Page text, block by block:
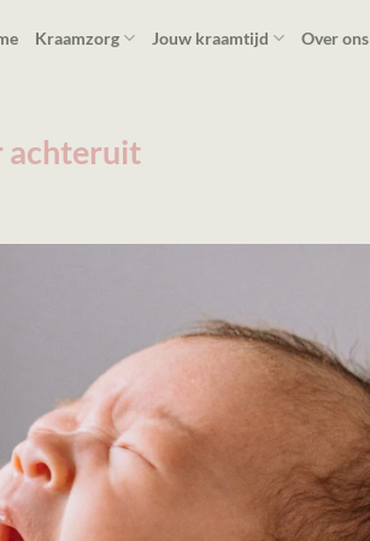
Kraamzorg Jouw kraamtijd Over ons
achteruit